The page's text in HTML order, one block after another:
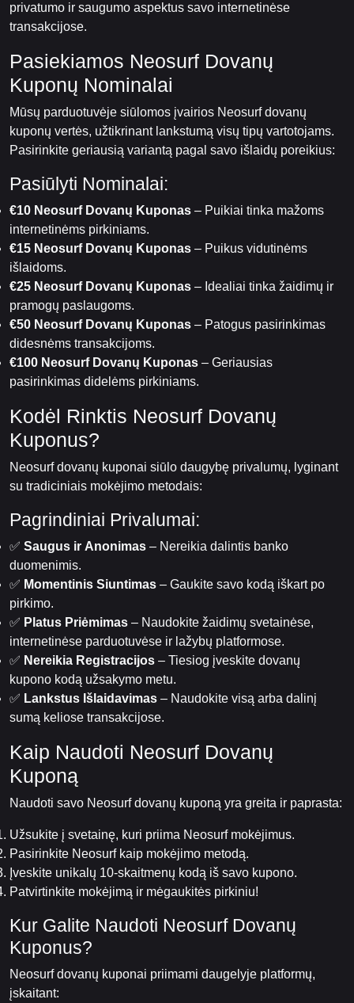
privatumo ir saugumo aspektus savo internetinėse
transakcijose.
Pasiekiamos Neosurf Dovanų
Kuponų Nominalai
Mūsų parduotuvėje siūlomos įvairios Neosurf dovanų
kuponų vertės, užtikrinant lankstumą visų tipų vartotojams.
Pasirinkite geriausią variantą pagal savo išlaidų poreikius:
Pasiūlyti Nominalai:
€10 Neosurf Dovanų Kuponas – Puikiai tinka mažoms
internetinėms pirkiniams.
€15 Neosurf Dovanų Kuponas – Puikus vidutinėms
išlaidoms.
€25 Neosurf Dovanų Kuponas – Idealiai tinka žaidimų ir
pramogų paslaugoms.
€50 Neosurf Dovanų Kuponas – Patogus pasirinkimas
didesnėms transakcijoms.
€100 Neosurf Dovanų Kuponas – Geriausias
pasirinkimas didelėms pirkiniams.
Kodėl Rinktis Neosurf Dovanų
Kuponus?
Neosurf dovanų kuponai siūlo daugybę privalumų, lyginant
su tradiciniais mokėjimo metodais:
Pagrindiniai Privalumai:
✅ Saugus ir Anonimas – Nereikia dalintis banko
duomenimis.
✅ Momentinis Siuntimas – Gaukite savo kodą iškart po
pirkimo.
✅ Platus Priėmimas – Naudokite žaidimų svetainėse,
internetinėse parduotuvėse ir lažybų platformose.
✅ Nereikia Registracijos – Tiesiog įveskite dovanų
kupono kodą užsakymo metu.
✅ Lankstus Išlaidavimas – Naudokite visą arba dalinį
sumą keliose transakcijose.
Kaip Naudoti Neosurf Dovanų
Kuponą
Naudoti savo Neosurf dovanų kuponą yra greita ir paprasta:
Užsukite į svetainę, kuri priima Neosurf mokėjimus.
Pasirinkite Neosurf kaip mokėjimo metodą.
Įveskite unikalų 10-skaitmenų kodą iš savo kupono.
Patvirtinkite mokėjimą ir mėgaukitės pirkiniu!
Kur Galite Naudoti Neosurf Dovanų
Kuponus?
Neosurf dovanų kuponai priimami daugelyje platformų,
įskaitant: